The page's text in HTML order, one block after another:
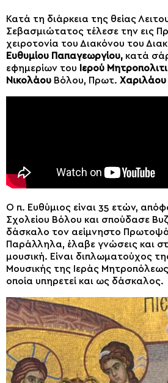
Κατά τη διάρκεια της θείας
Σεβασμιώτατος τέλεσε την εις
χειροτονία του Διακόνου του
Ευθυμίου Παπαγεωργίου, κατά
εφημερίων του
Ιερού
Νικολάου Βόλου, Πρωτ.
Ο π. Ευθύμιος είναι 35 ετών,
Σχολείου Βόλου και σπούδασε
δάσκαλο τον αείμνηστο
Παράλληλα, έλαβε γνώσεις και
μουσική. Είναι διπλωματούχος
Μουσικής της Ιεράς
οποία υπηρετεί και ως δάσκαλος.